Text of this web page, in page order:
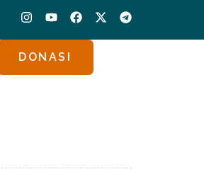
I
s
t
a
g
Y
u
t
u
b
F
a
c
o
X
t
T
e
l
DONASI